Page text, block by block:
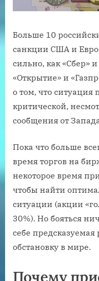
Больше 10
санкции США и
сильно, как «Сбер»
«Открытие» и
о том, что ситуация
критической,
сообщения от
Пока что больше
время торгов на
некоторое время
чтобы найти
ситуации (акции
30%). Но бояться
себе
обстановку в мире.
Почему